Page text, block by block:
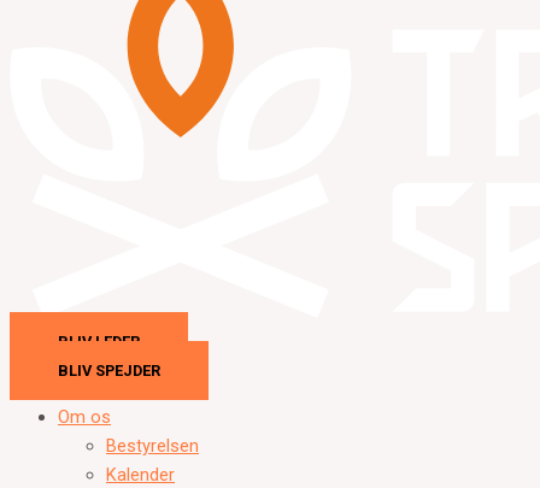
BLIV LEDER
BLIV SPEJDER
Om os
Bestyrelsen
Kalender